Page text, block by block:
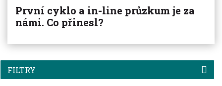
FILTRY
První cyklo a in-line průzkum je za
námi. Co přinesl?